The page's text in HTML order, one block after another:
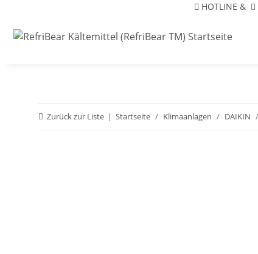
HOTLINE &
Zurück zur Liste Startseite Klimaanlagen DAIKIN